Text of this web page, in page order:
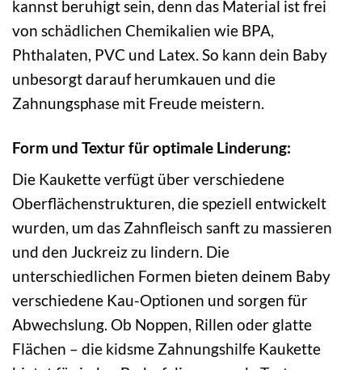
kannst beruhigt sein, denn das Material ist frei
von schädlichen Chemikalien wie BPA,
Phthalaten, PVC und Latex. So kann dein Baby
unbesorgt darauf herumkauen und die
Zahnungsphase mit Freude meistern.
Form und Textur für optimale Linderung:
Die Kaukette verfügt über verschiedene
Oberflächenstrukturen, die speziell entwickelt
wurden, um das Zahnfleisch sanft zu massieren
und den Juckreiz zu lindern. Die
unterschiedlichen Formen bieten deinem Baby
verschiedene Kau-Optionen und sorgen für
Abwechslung. Ob Noppen, Rillen oder glatte
Flächen – die kidsme Zahnungshilfe Kaukette